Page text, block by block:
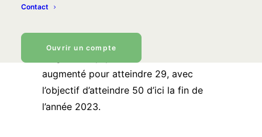
Contact
Ouvrir un compte
d’or
magasins équipés de ces machines a
augmenté pour atteindre 29, avec
l’objectif d’atteindre 50 d’ici la fin de
l’année 2023.